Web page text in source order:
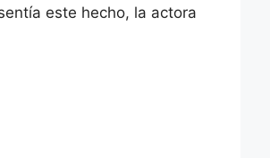
este hecho, la actora